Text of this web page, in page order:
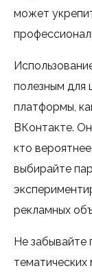
может
полезным для
платформы,
ВКонтакте.
кто
выбирайте
рекламных
Не забывайте
тематических